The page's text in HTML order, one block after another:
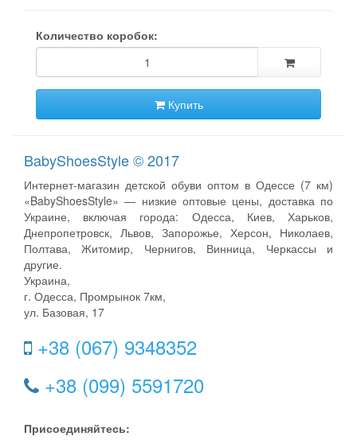
Количество коробок:
Купить
BabyShoesStyle © 2017
Интернет-магазин детской обуви оптом в Одессе (7 км)
«BabyShoesStyle» — низкие оптовые цены, доставка по
Украине, включая города: Одесса, Киев, Харьков,
Днепропетровск, Львов, Запорожье, Херсон, Николаев,
Полтава, Житомир, Чернигов, Винница, Черкассы и
другие.
Украина,
г. Одесса, Промрынок 7км,
ул. Базовая, 17
+38 (067) 9348352
+38 (099) 5591720
Присоединяйтесь: